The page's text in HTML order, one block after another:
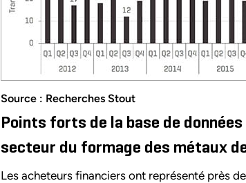
Source : Recherches Stout
Points forts de la base de
secteur du formage des métaux
Les acheteurs financiers ont représenté près